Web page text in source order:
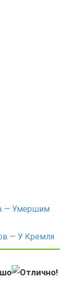
— Умершим
— У Кремля